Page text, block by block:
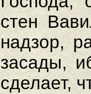
стен
надзор,
засады,
сделает,